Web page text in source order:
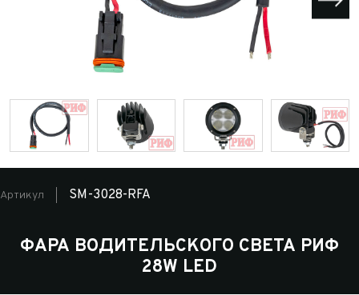
Артикул SM-3028-RFA
ФАРА ВОДИТЕЛЬСКОГО СВЕТА РИФ
28W LED